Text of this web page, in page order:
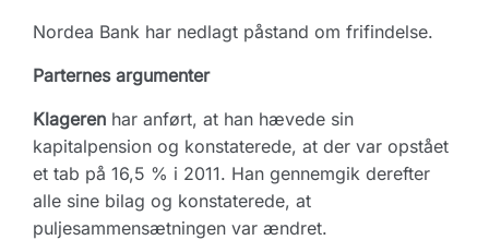
Nordea Bank har nedlagt påstand om frifindelse.
Parternes argumenter
Klageren har anført, at han hævede sin
kapitalpension og konstaterede, at der var opstået
et tab på 16,5 % i 2011. Han gennemgik derefter
alle sine bilag og konstaterede, at
puljesammensætningen var ændret.